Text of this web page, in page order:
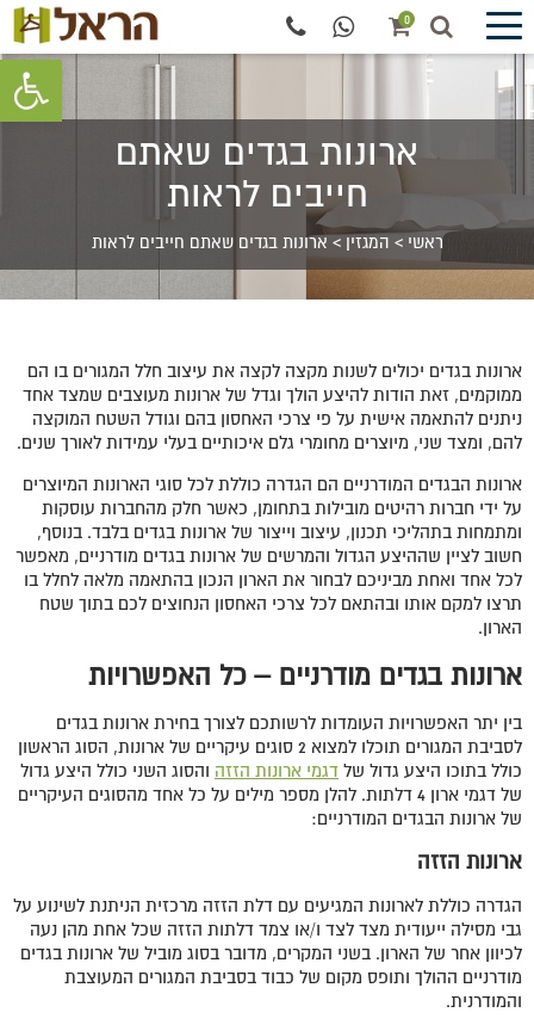
פתח
0
ארונות בגדים שאתם
חייבים לראות
ראשי > המגזין > ארונות בגדים שאתם חייבים לראות
ארונות בגדים יכולים לשנות מקצה לקצה את עיצוב חלל המגורים בו הם
ממוקמים, זאת הודות להיצע הולך וגדל של ארונות מעוצבים שמצד אחד
ניתנים להתאמה אישית על פי צרכי האחסון בהם וגודל השטח המוקצה
להם, ומצד שני, מיוצרים מחומרי גלם איכותיים בעלי עמידות לאורך שנים.
ארונות הבגדים המודרניים הם הגדרה כוללת לכל סוגי הארונות המיוצרים
על ידי חברות רהיטים מובילות בתחומן, כאשר חלק מהחברות עוסקות
ומתמחות בתהליכי תכנון, עיצוב וייצור של ארונות בגדים בלבד. בנוסף,
חשוב לציין שההיצע הגדול והמרשים של ארונות בגדים מודרניים, מאפשר
לכל אחד ואחת מביניכם לבחור את הארון הנכון בהתאמה מלאה לחלל בו
תרצו למקם אותו ובהתאם לכל צרכי האחסון הנחוצים לכם בתוך שטח
הארון.
ארונות בגדים מודרניים – כל האפשרויות
בין יתר האפשרויות העומדות לרשותכם לצורך בחירת ארונות בגדים
לסביבת המגורים תוכלו למצוא 2 סוגים עיקריים של ארונות, הסוג הראשון
כולל בתוכו היצע גדול של דגמי ארונות הזזה והסוג השני כולל היצע גדול
של דגמי ארון 4 דלתות. להלן מספר מילים על כל אחד מהסוגים העיקריים
של ארונות הבגדים המודרניים:
ארונות הזזה
הגדרה כוללת לארונות המגיעים עם דלת הזזה מרכזית הניתנת לשינוע על
גבי מסילה ייעודית מצד לצד ו/או צמד דלתות הזזה שכל אחת מהן נעה
לכיוון אחר של הארון. בשני המקרים, מדובר בסוג מוביל של ארונות בגדים
מודרניים ההולך ותופס מקום של כבוד בסביבת המגורים המעוצבת
והמודרנית.